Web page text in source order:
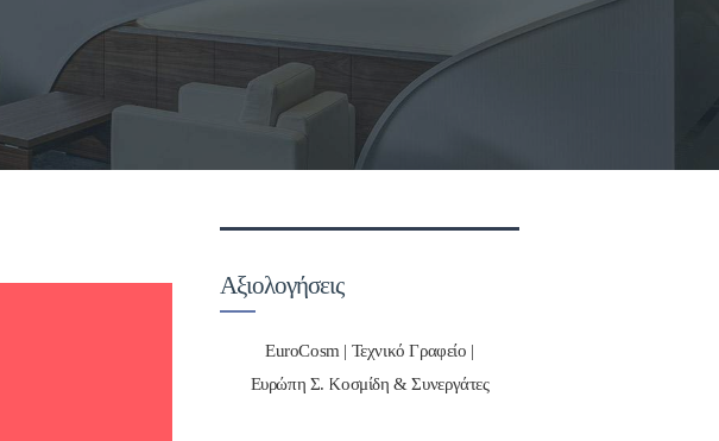
Αξιολογήσεις
EuroCosm | Τεχνικό Γραφείο |
Ευρώπη Σ. Κοσμίδη & Συνεργάτες